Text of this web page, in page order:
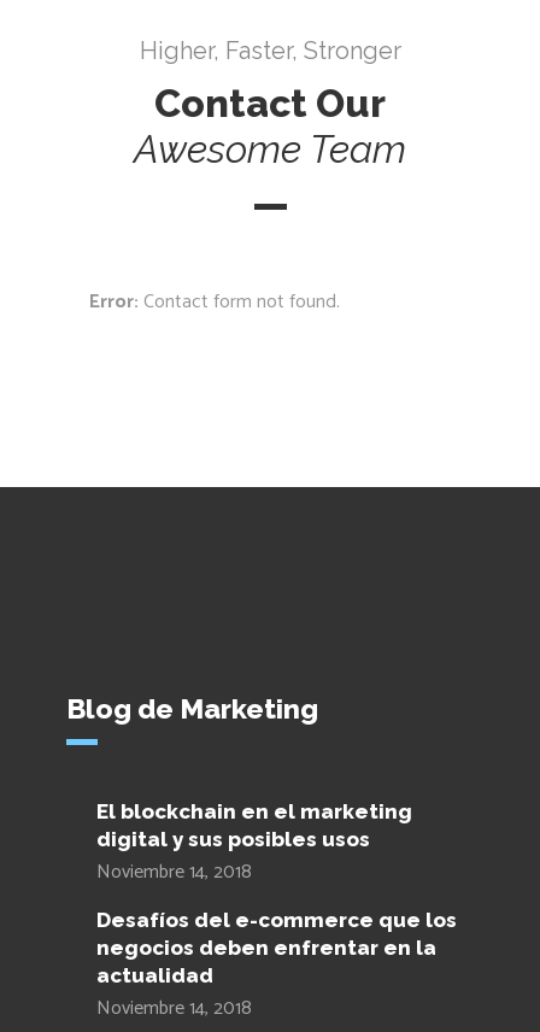
Higher, Faster, Stronger
Contact Our
Awesome Team
Error: Contact form not found.
Blog de Marketing
El blockchain en el marketing
digital y sus posibles usos
Noviembre 14, 2018
Desafíos del e-commerce que los
negocios deben enfrentar en la
actualidad
Noviembre 14, 2018